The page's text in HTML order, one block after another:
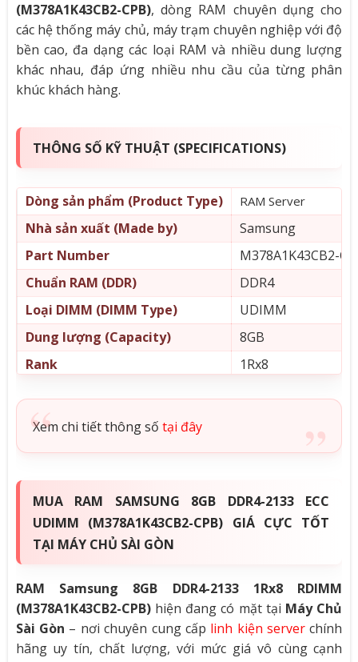
(M378A1K43CB2-CPB), dòng RAM chuyên dụng cho
các hệ thống máy chủ, máy trạm chuyên nghiệp với độ
bền cao, đa dạng các loại RAM và nhiều dung lượng
khác nhau, đáp ứng nhiều nhu cầu của từng phân
khúc khách hàng.
THÔNG SỐ KỸ THUẬT (SPECIFICATIONS)
Dòng sản phẩm (Product Type) RAM Server
Nhà sản xuất (Made by)
Samsung
Part Number
M378A1K43CB2-
Chuẩn RAM (DDR)
DDR4
Loại DIMM (DIMM Type)
UDIMM
Dung lượng (Capacity)
8GB
Rank
1Rx8
Điện áp (Voltage)
Xem chi tiết thông số tại đây
MUA RAM SAMSUNG 8GB DDR4-2133 ECC
UDIMM (M378A1K43CB2-CPB) GIÁ CỰC TỐT
TẠI MÁY CHỦ SÀI GÒN
RAM Samsung 8GB DDR4-2133 1Rx8 RDIMM
(M378A1K43CB2-CPB)hiện đang có mặt tại Máy Chủ
Sài Gòn – nơi chuyên cung cấp linh kiện server chính
hãng uy tín, chất lượng, với mức giá vô cùng cạnh